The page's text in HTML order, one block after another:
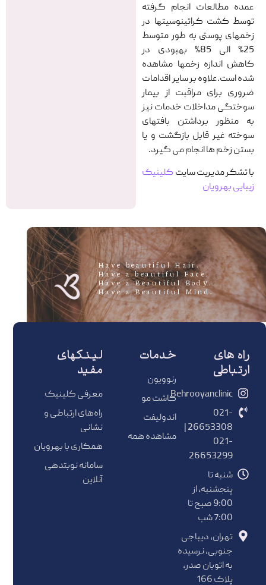
عمده مطالعات انجام گرفته
توسط کشت کراتینوسیتها در
زخمهای پوستی به طور متوسط
25% الی 85% بهبودی در
کاهش اندازه زخمها مشاهده
شده است.علاوه بر سایر اقدامات
ضروری برای مراقبت از بیمار
سوختگی مداخلات خدمات نیز
به منظور برداشتن بافتهای
سوخته غیر قابل بازگشت و یا
بستن زخم ها انجام می گیرد.
با تشکر مدیریت سایت کلینیک
زیبایی بهرویان
.Have beautiful Hair
.Have a beautiful Face
.Have a Beautiful Body
.Have a Beautiful Mind
راه های
ارتباطی
Behrooyanclinic
021-
26653308 |
021-
26653299
شنبه تا
پنجشنبه، از
9:00 صبح تا
7:00 شب
تهران، دیباجی
جنوبی، نرسیده
به اتوبان صدر،
پلاک 166
خدمات
رنوویون
کاشت مو
اندولیفت
مشاهده همه
لینکهای
مفید
معرفی کلینیک
راه‌های ارتباطی و
نشانی
همکاری با بهرویان
سامانه نوبتدهی
آنلاین